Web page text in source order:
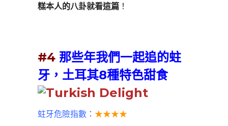
糕本人的八卦就看這篇 ！
#4 那些年我們一起追的蛀
牙，土耳其8種特色甜食
蛀牙危險指數： ★★★★